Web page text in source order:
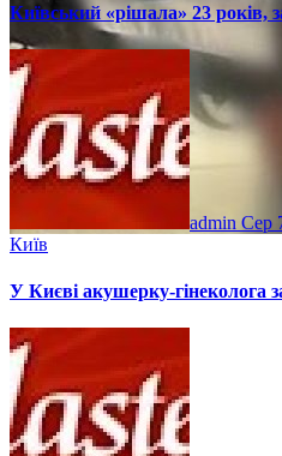
Київський «рішала» 23 років,
admin Сер
Київ
У Києві акушерку-гінеколога